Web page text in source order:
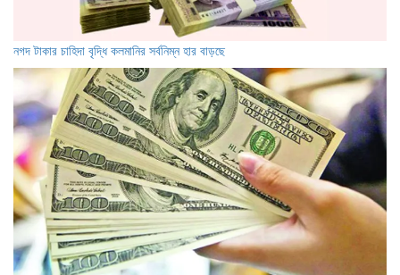
নগদ টাকার চাহিদা বৃদ্ধি কলমানির সর্বনিম্ন হার বাড়ছে